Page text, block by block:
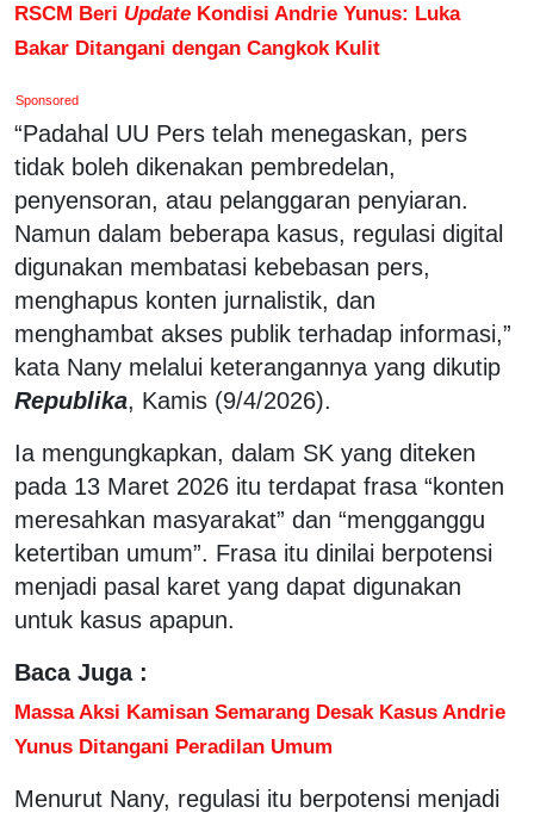
RSCM Beri Update Kondisi Andrie Yunus: Luka
Bakar Ditangani dengan Cangkok Kulit
Sponsored
“Padahal UU Pers telah menegaskan, pers
tidak boleh dikenakan pembredelan,
penyensoran, atau pelanggaran penyiaran.
Namun dalam beberapa kasus, regulasi digital
digunakan membatasi kebebasan pers,
menghapus konten jurnalistik, dan
menghambat akses publik terhadap informasi,”
kata Nany melalui keterangannya yang dikutip
Republika, Kamis (9/4/2026).
Ia mengungkapkan, dalam SK yang diteken
pada 13 Maret 2026 itu terdapat frasa “konten
meresahkan masyarakat” dan “mengganggu
ketertiban umum”. Frasa itu dinilai berpotensi
menjadi pasal karet yang dapat digunakan
untuk kasus apapun.
Baca Juga :
Massa Aksi Kamisan Semarang Desak Kasus Andrie
Yunus Ditangani Peradilan Umum
Menurut Nany, regulasi itu berpotensi menjadi